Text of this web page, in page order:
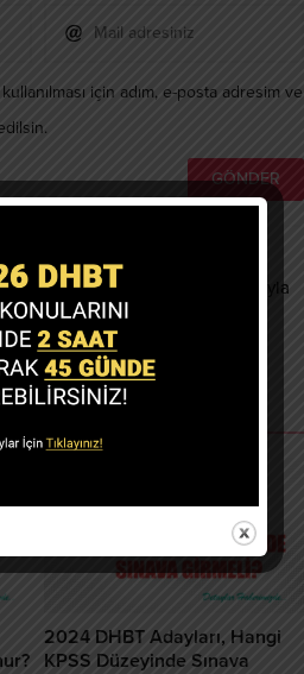
için adım, e-posta adresim ve
yorumu yukarıdaki form aracılığıyla
2024 DHBT Adayları, Hangi
KPSS Düzeyinde Sınava